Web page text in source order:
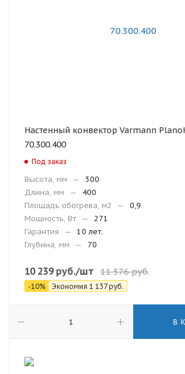
Настенный конвектор Varmann
70.300.400
Под заказ
Высота, мм —
300
Длина, мм
—
400
Площадь обогрева, м2
—
0,9
Мощность, Вт
—
271
Гарантия
—
10 лет.
Глубина, мм
— 70
10 239руб./шт 11 376руб.
-10% Экономия 1 137руб.
В